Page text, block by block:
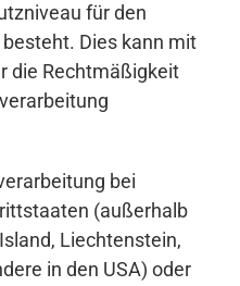
für den
Dies kann mit
die Rechtmäßigkeit
bei
(außerhalb
Liechtenstein,
in den USA) oder